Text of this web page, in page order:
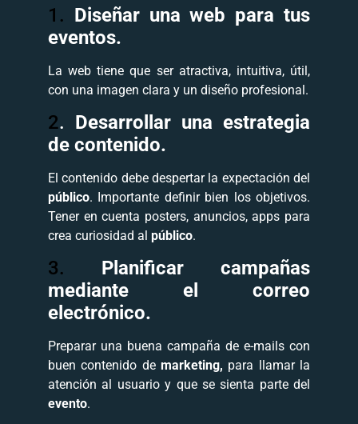
1. Diseñar una web para tus
eventos.
La web tiene que ser atractiva, intuitiva, útil,
con una imagen clara y un diseño profesional.
2. Desarrollar una estrategia
de contenido.
El contenido debe despertar la expectación del
público. Importante definir bien los objetivos.
Tener en cuenta posters, anuncios, apps para
crea curiosidad al público.
3.
Planificar campañas
mediante el correo
electrónico.
Preparar una buena campaña de e-mails con
buen contenido de marketing, para llamar la
atención al usuario y que se sienta parte del
evento.